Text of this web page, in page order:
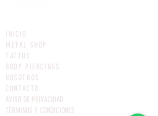
INICIO
METAL SHOP
TATTOS
BODY PIERCINGS
NOSOTROS
CONTACTO
AVISO DE PRIVACIDAD
TÉRMINOS Y CONDICIONES